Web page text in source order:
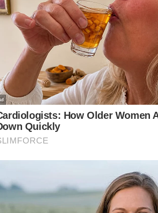
Air AIR 2040
Fadillah Yusof
Artikel
Anwar arah
kejadian
Beaufort